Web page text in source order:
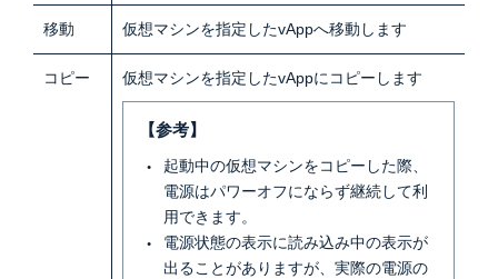
移動 仮想マシンを指定したvAppへ移動します
コピー 仮想マシンを指定したvAppにコピーします
【参考】
起動中の仮想マシンをコピーした際、
電源はパワーオフにならず継続して利
用できます。
電源状態の表示に読み込み中の表示が
出ることがありますが、実際の電源の